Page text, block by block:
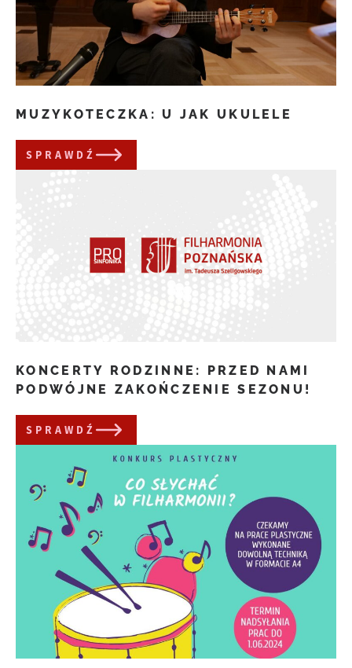
MUZYKOTECZKA: U JAK UKULELE
SPRAWDŹ
KONCERTY RODZINNE: PRZED NAMI
PODWÓJNE ZAKOŃCZENIE SEZONU!
SPRAWDŹ